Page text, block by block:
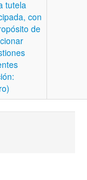
tutela
con
de